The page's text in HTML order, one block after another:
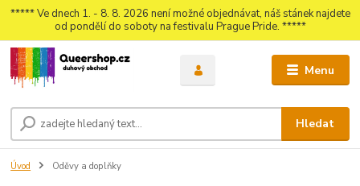
***** Ve dnech 1. - 8. 8. 2026 není možné objednávat, náš stánek najdete
od pondělí do soboty na festivalu Prague Pride. *****
Menu
Hledat
Úvod Oděvy a doplňky